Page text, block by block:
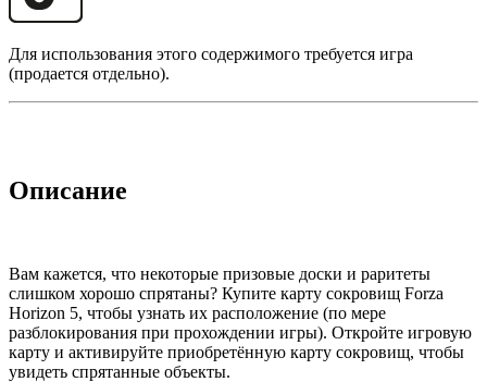
Для использования этого содержимого требуется игра
(продается отдельно).
Описание
Вам кажется, что некоторые призовые доски и раритеты
слишком хорошо спрятаны? Купите карту сокровищ Forza
Horizon 5, чтобы узнать их расположение (по мере
разблокирования при прохождении игры). Откройте игровую
карту и активируйте приобретённую карту сокровищ, чтобы
увидеть спрятанные объекты.